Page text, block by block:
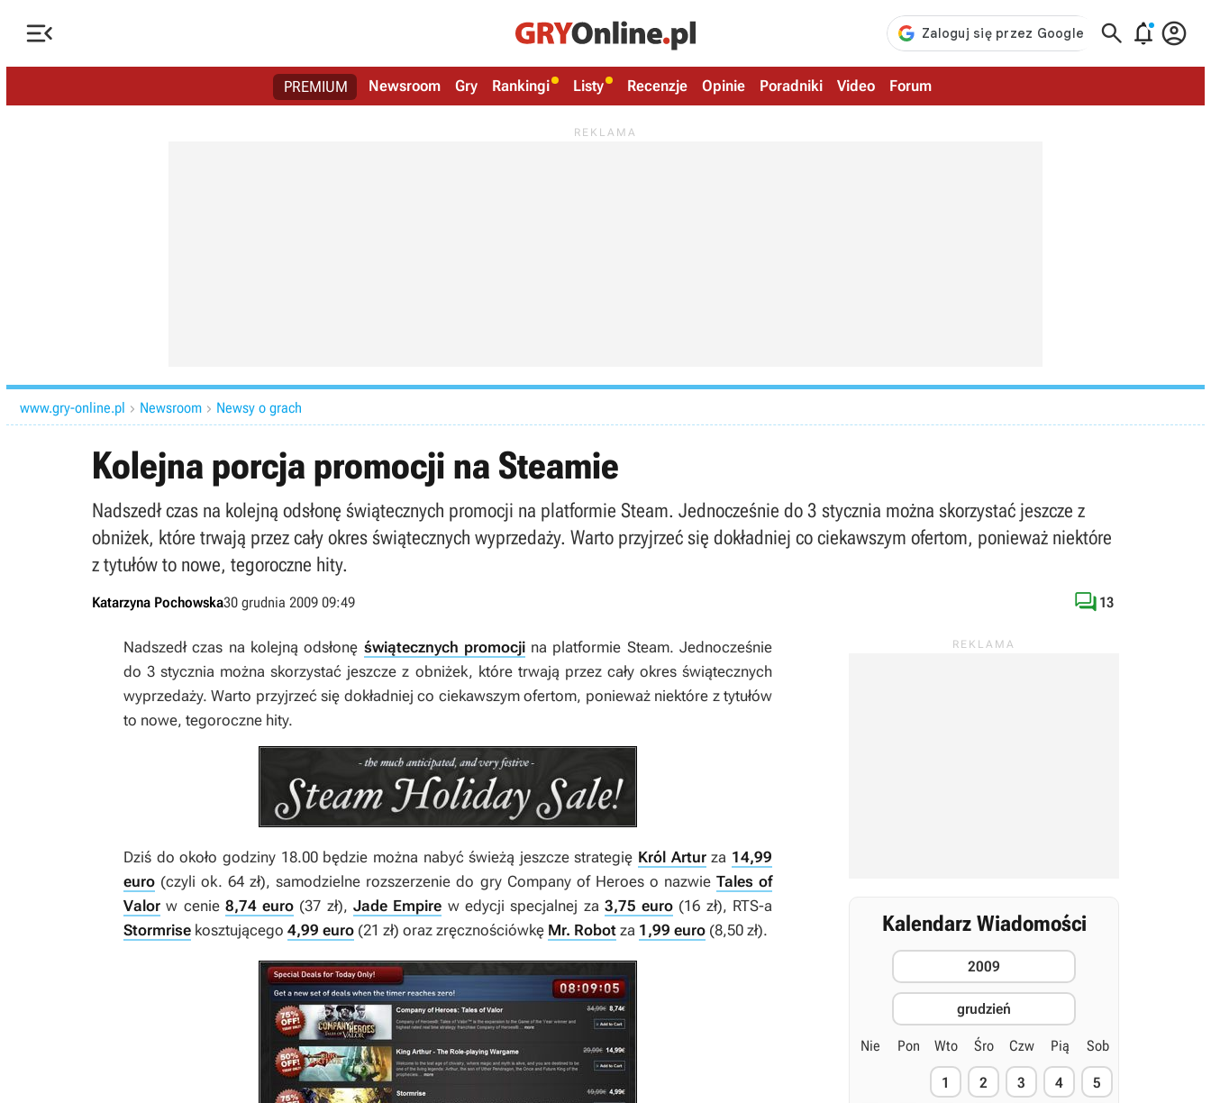
   
PREMIUM Newsroom Gry Rankingi Listy Recenzje Opinie Poradniki Video Forum
www.gry-online.pl  Newsroom  Newsy o grach
Kolejna porcja promocji na Steamie
Nadszedł czas na kolejną odsłonę świątecznych promocji na platformie Steam. Jednocześnie do 3 stycznia można skorzystać jeszcze z
obniżek, które trwają przez cały okres świątecznych wyprzedaży. Warto przyjrzeć się dokładniej co ciekawszym ofertom, ponieważ niektóre
z tytułów to nowe, tegoroczne hity.
Katarzyna Pochowska30 grudnia 2009 09:49  13
Nadszedł czas na kolejną odsłonę świątecznych promocjina platformie Steam. Jednocześnie
do 3 stycznia można skorzystać jeszcze z obniżek, które trwają przez cały okres świątecznych
wyprzedaży. Warto przyjrzeć się dokładniej co ciekawszym ofertom, ponieważ niektóre z tytułów
to nowe, tegoroczne hity.
Dziś do około godziny 18.00 będzie można nabyć świeżą jeszcze strategię Król Arturza 14,99
euro (czyli ok. 64 zł), samodzielne rozszerzenie do gry Company of Heroeso nazwie Tales of
Valor w cenie 8,74 euro (37 zł),Jade Empire w edycji specjalnej za 3,75 euro (16 zł), RTS-a
Stormrise kosztującego 4,99 euro (21 zł) oraz zręcznościówkę Mr. Robot za 1,99 euro (8,50 zł). Kalendarz Wiadomości
2009
grudzień
Nie Pon Wto Śro Czw Pią Sob
1 2 3 4 5